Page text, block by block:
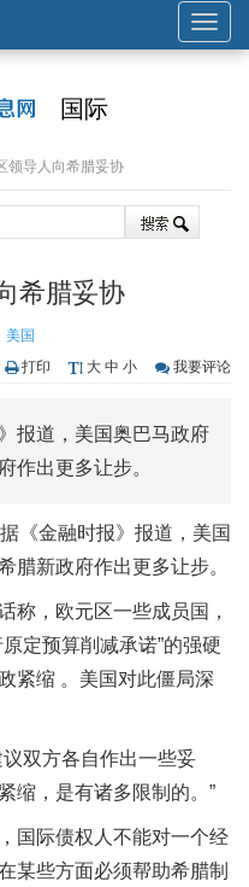
展
开
国际
领导人向希腊妥协
希腊妥协
美国
打印
大 中 小 我要评论
报道，美国奥巴马政府
作出更多让步。
《金融时报》报道，美国
腊新政府作出更多让步。
称，欧元区一些成员国，
定预算削减承诺”的强硬
紧缩 。美国对此僵局深
双方各自作出一些妥
缩，是有诸多限制的。”
国际债权人不能对一个经
某些方面必须帮助希腊制